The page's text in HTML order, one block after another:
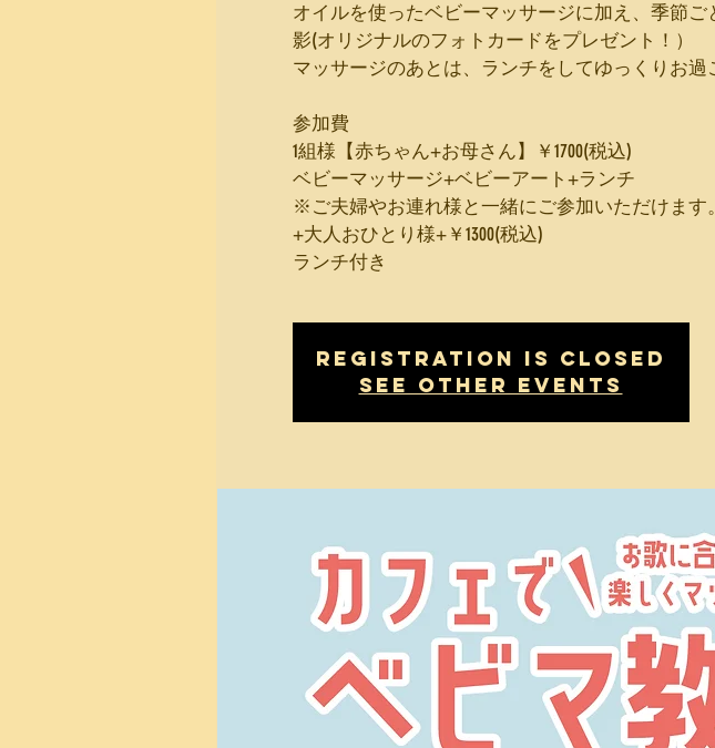
オイルを使ったベビーマッサージに加え、季節ご
影(オリジナルのフォトカードをプレゼント！）
マッサージのあとは、ランチをしてゆっくりお過
参加費
1組様【赤ちゃん+お母さん】￥1700(税込)
ベビーマッサージ+ベビーアート+ランチ
※ご夫婦やお連れ様と一緒にご参加いただけます。
+大人おひとり様+￥1300(税込)
ランチ付き
Registration is Closed
See other events